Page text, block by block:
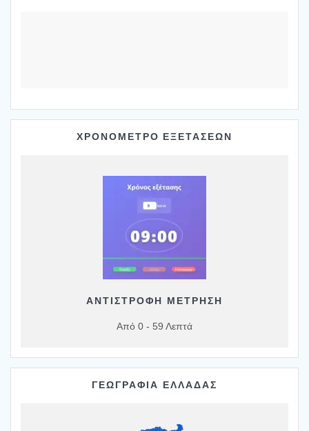
ΧΡΟΝΟΜΕΤΡΟ ΕΞΕΤΑΣΕΩΝ
ΑΝΤΙΣΤΡΟΦΗ ΜΕΤΡΗΣΗ
Από 0 - 59 Λεπτά
ΓΕΩΓΡΑΦΙΑ ΕΛΛΑΔΑΣ